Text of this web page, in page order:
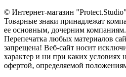
© Интернет-магазин
Товарные знаки принадлежат
ее основным, дочерним компаниям.
Перепечатка любых материалов
запрещена! Веб-сайт носит
характер и ни при каких условиях
офертой, определяемой